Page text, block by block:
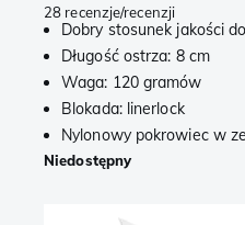
28 recenzje/recenzji
Dobry stosunek jakości
Długość ostrza: 8 cm
Waga: 120 gramów
Blokada: linerlock
Nylonowy pokrowiec w
Niedostępny